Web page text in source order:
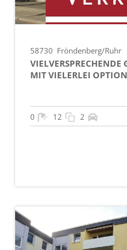
58730 Fröndenberg/Ruhr
VIELVERSPRECHENDE
MIT VIELERLEI
0 12 2